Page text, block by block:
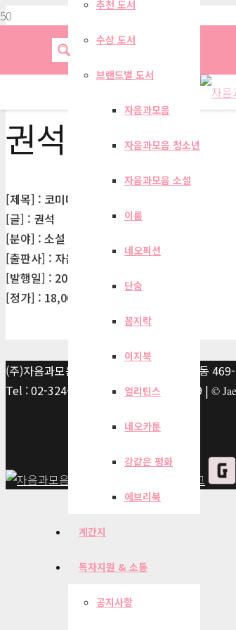
추천 도서
수상 도서
브랜드별 도서
자음과모음
자음과모음 청소년
자음과모음 소설
이룸
네오픽션
단숨
꼼지락
이지북
얼리틴스
네오카툰
강같은 평화
에브리북
계간지
독자지원 & 소통
공지사항
권석
[제목] : 코미디의 영광
[글] : 권석
[분야] : 소설 > 한국 장편소설
[출판사] : 자음과모음
[발행일] : 2025-12-30
[정가] : 18,000원
(주)자음과모음 | 10881 경기 파주시 서패동
Tel : 02-324-2347 | Fax : 02-6959-8459 | ©